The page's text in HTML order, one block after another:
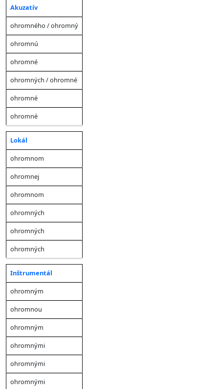
Akuzatív
ohromného / ohromný
ohromnú
ohromné
ohromných / ohromné
ohromné
ohromné
Lokál
ohromnom
ohromnej
ohromnom
ohromných
ohromných
ohromných
Inštrumentál
ohromným
ohromnou
ohromným
ohromnými
ohromnými
ohromnými